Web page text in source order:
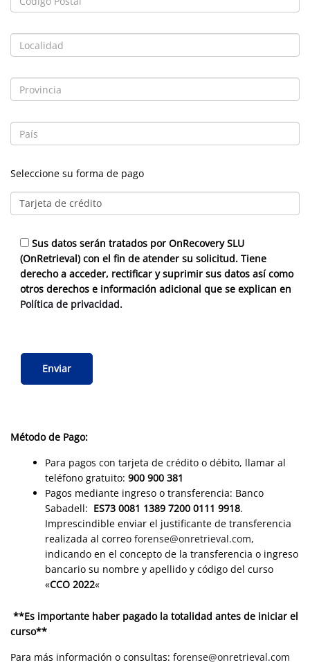
Seleccione su forma de pago
Sus datos serán tratados por OnRecovery SLU
(OnRetrieval) con el fin de atender su solicitud. Tiene
derecho a acceder, rectificar y suprimir sus datos así como
otros derechos e información adicional que se explican en
Política de privacidad.
Método de Pago:
Para pagos con tarjeta de crédito o débito, llamar al
teléfono gratuito: 900 900 381
Pagos mediante ingreso o transferencia: Banco
Sabadell: ES73 0081 1389 7200 0111 9918.
Imprescindible enviar el justificante de transferencia
realizada al correo forense@onretrieval.com,
indicando en el concepto de la transferencia o ingreso
bancario su nombre y apellido y código del curso
«CCO 2022«
**Es importante haber pagado la totalidad antes de iniciar el
curso**
Para más información o consultas: forense@onretrieval.com